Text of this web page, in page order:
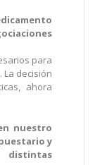
para
decisión
ahora
nuestro
y